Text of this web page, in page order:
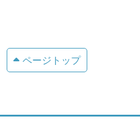
ページトップ